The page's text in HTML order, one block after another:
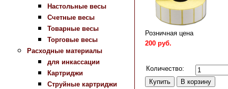
Настольные весы
Счетные весы
Товарные весы
Торговые весы
Расходные материалы
для инкассации
Картриджи
Струйные картриджи
Розничная цена
200 руб.
Количество: